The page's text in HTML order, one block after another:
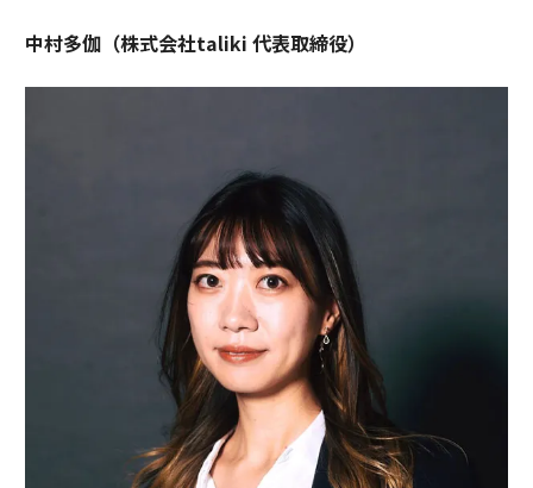
中村多伽（株式会社taliki 代表取締役）